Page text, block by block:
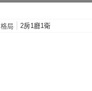
格局 2房1廳1衛